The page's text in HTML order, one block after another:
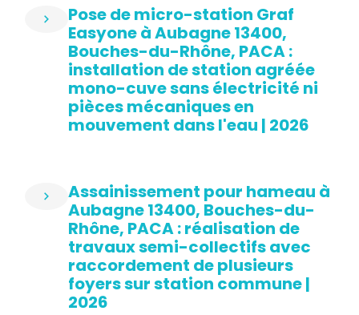
Pose de micro-station Graf
Easyone à Aubagne 13400,
Bouches-du-Rhône, PACA :
installation de station agréée
mono-cuve sans électricité ni
pièces mécaniques en
mouvement dans l'eau | 2026
Assainissement pour hameau à
Aubagne 13400, Bouches-du-
Rhône, PACA : réalisation de
travaux semi-collectifs avec
raccordement de plusieurs
foyers sur station commune |
2026